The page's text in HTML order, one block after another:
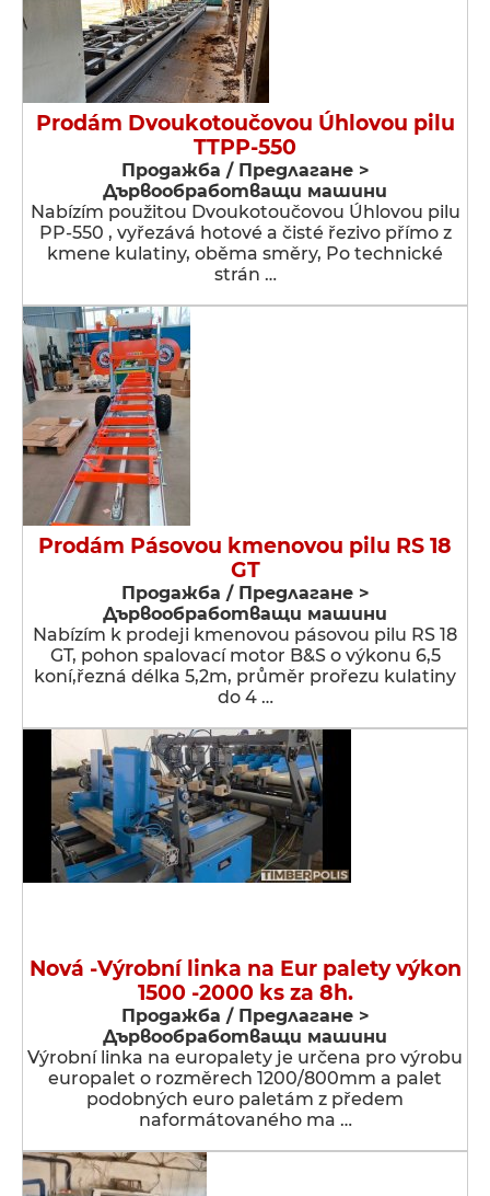
Prodám Dvoukotoučovou Úhlovou pilu
TTPP-550
Продажба / Предлагане >
Дървообработващи машини
Nabízím použitou Dvoukotoučovou Úhlovou pilu
PP-550 , vyřezává hotové a čisté řezivo přímo z
kmene kulatiny, oběma směry, Po technické
strán …
Prodám Pásovou kmenovou pilu RS 18
GT
Продажба / Предлагане >
Дървообработващи машини
Nabízím k prodeji kmenovou pásovou pilu RS 18
GT, pohon spalovací motor B&S o výkonu 6,5
koní,řezná délka 5,2m, průměr prořezu kulatiny
do 4 …
Nová -Výrobní linka na Eur palety výkon
1500 -2000 ks za 8h.
Продажба / Предлагане >
Дървообработващи машини
Výrobní linka na europalety je určena pro výrobu
europalet o rozměrech 1200/800mm a palet
podobných euro paletám z předem
naformátovaného ma …